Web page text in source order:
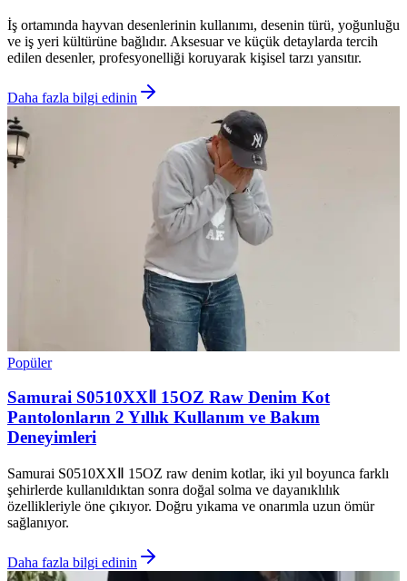
İş ortamında hayvan desenlerinin kullanımı, desenin türü, yoğunluğu
ve iş yeri kültürüne bağlıdır. Aksesuar ve küçük detaylarda tercih
edilen desenler, profesyonelliği koruyarak kişisel tarzı yansıtır.
Daha fazla bilgi edinin
Popüler
Samurai S0510XXⅡ 15OZ Raw Denim Kot
Pantolonların 2 Yıllık Kullanım ve Bakım
Deneyimleri
Samurai S0510XXⅡ 15OZ raw denim kotlar, iki yıl boyunca farklı
şehirlerde kullanıldıktan sonra doğal solma ve dayanıklılık
özellikleriyle öne çıkıyor. Doğru yıkama ve onarımla uzun ömür
sağlanıyor.
Daha fazla bilgi edinin